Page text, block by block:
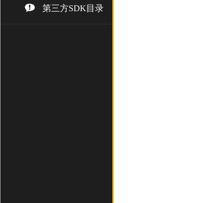
第三方SDK目录